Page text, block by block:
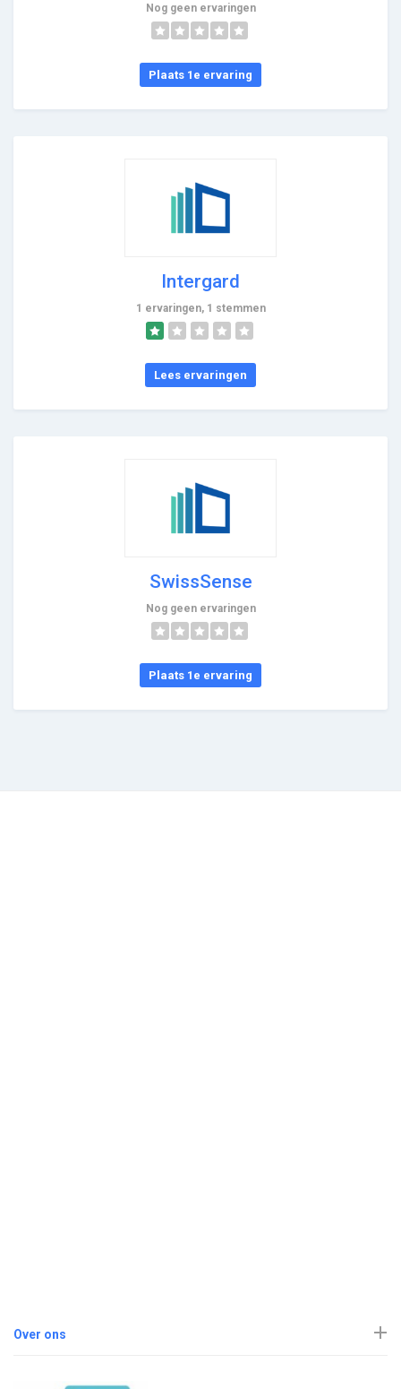
Nog geen ervaringen
Plaats 1e ervaring
Intergard
1 ervaringen, 1 stemmen
Lees ervaringen
SwissSense
Nog geen ervaringen
Plaats 1e ervaring
Over ons